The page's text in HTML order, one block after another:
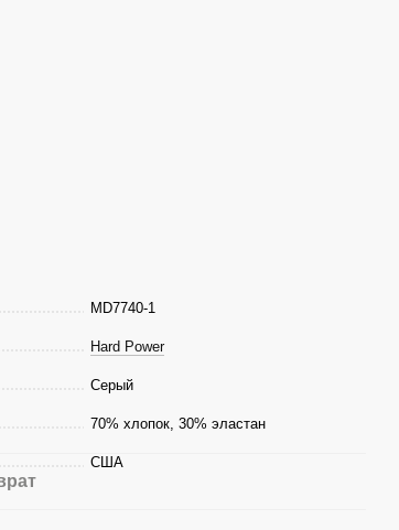
MD7740-1
Hard Power
Серый
70% хлопок, 30% эластан
США